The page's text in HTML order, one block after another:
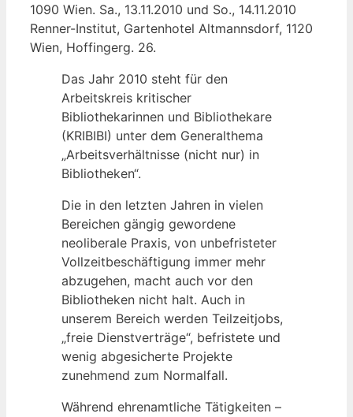
1090 Wien. Sa., 13.11.2010 und So., 14.11.2010
Renner-Institut, Gartenhotel Altmannsdorf, 1120
Wien, Hoffingerg. 26.
Das Jahr 2010 steht für den
Arbeitskreis kritischer
Bibliothekarinnen und Bibliothekare
(KRIBIBI) unter dem Generalthema
„Arbeitsverhältnisse (nicht nur) in
Bibliotheken“.
Die in den letzten Jahren in vielen
Bereichen gängig gewordene
neoliberale Praxis, von unbefristeter
Vollzeitbeschäftigung immer mehr
abzugehen, macht auch vor den
Bibliotheken nicht halt. Auch in
unserem Bereich werden Teilzeitjobs,
„freie Dienstverträge“, befristete und
wenig abgesicherte Projekte
zunehmend zum Normalfall.
Während ehrenamtliche Tätigkeiten –